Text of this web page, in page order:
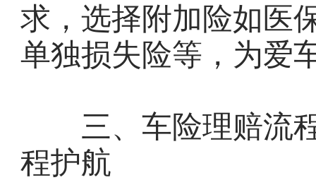
求，选择附加险如医
单独损失险等，为爱
三、车险理赔流程
程护航